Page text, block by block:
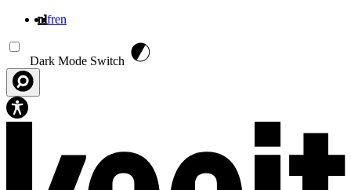
nlfren
Dark Mode Switch